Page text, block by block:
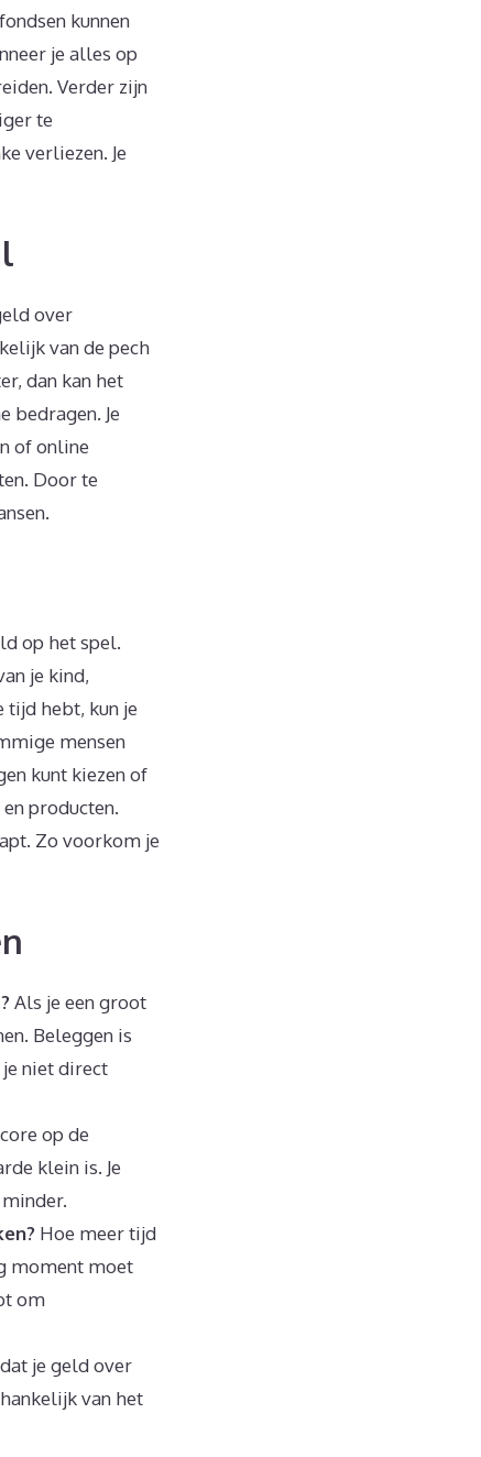
kunnen
je alles op
Verder zijn
te
verliezen. Je
over
van de pech
dan kan het
bedragen. Je
of online
Door te
op het spel.
je kind,
tijd hebt, kun je
mensen
kunt kiezen of
producten.
Zo voorkom je
Als je een groot
Beleggen is
niet direct
op de
klein is. Je
Hoe meer tijd
moment moet
om
je geld over
van het